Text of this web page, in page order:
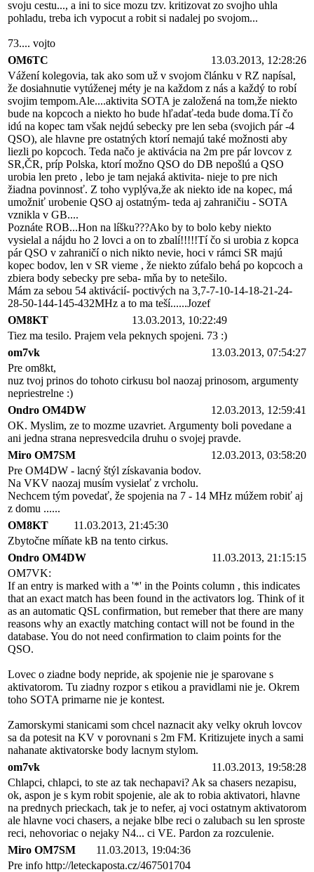
svoju cestu..., a ini to sice mozu tzv. kritizovat zo svojho uhla
pohladu, treba ich vypocut a robit si nadalej po svojom...
73.... vojto
OM6TC
13.03.2013, 12:28:26
Vážení kolegovia, tak ako som už v svojom článku v RZ napísal,
že dosiahnutie vytúženej méty je na každom z nás a každý to robí
svojim tempom.Ale....aktivita SOTA je založená na tom,že niekto
bude na kopcoch a niekto ho bude hľadať-teda bude doma.Tí čo
idú na kopec tam však nejdú sebecky pre len seba (svojich pár -4
QSO), ale hlavne pre ostatných ktorí nemajú také možnosti aby
liezli po kopcoch. Teda načo je aktivácia na 2m pre pár lovcov z
SR,ČR, príp Polska, ktorí možno QSO do DB nepošlú a QSO
urobia len preto , lebo je tam nejaká aktivita- nieje to pre nich
žiadna povinnosť. Z toho vyplýva,že ak niekto ide na kopec, má
umožniť urobenie QSO aj ostatným- teda aj zahraničiu - SOTA
vznikla v GB....
Poznáte ROB...Hon na líšku???Ako by to bolo keby niekto
vysielal a nájdu ho 2 lovci a on to zbalí!!!!!Tí čo si urobia z kopca
pár QSO v zahraničí o nich nikto nevie, hoci v rámci SR majú
kopec bodov, len v SR vieme , že niekto zúfalo behá po kopcoch a
zbiera body sebecky pre seba- mňa by to netešilo.
Mám za sebou 54 aktivácií- poctivých na 3,7-7-10-14-18-21-24-
28-50-144-145-432MHz a to ma teší......Jozef
OM8KT
13.03.2013, 10:22:49
Tiez ma tesilo. Prajem vela peknych spojeni. 73 :)
om7vk
13.03.2013, 07:54:27
Pre om8kt,
nuz tvoj prinos do tohoto cirkusu bol naozaj prinosom, argumenty
nepriestrelne :)
Ondro OM4DW
12.03.2013, 12:59:41
OK. Myslim, ze to mozme uzavriet. Argumenty boli povedane a
ani jedna strana nepresvedcila druhu o svojej pravde.
Miro OM7SM
12.03.2013, 03:58:20
Pre OM4DW - lacný štýl získavania bodov.
Na VKV naozaj musím vysielať z vrcholu.
Nechcem tým povedať, že spojenia na 7 - 14 MHz múžem robiť aj
z domu ......
OM8KT
11.03.2013, 21:45:30
Zbytočne míňate kB na tento cirkus.
Ondro OM4DW
11.03.2013, 21:15:15
OM7VK:
If an entry is marked with a '*' in the Points column , this indicates
that an exact match has been found in the activators log. Think of it
as an automatic QSL confirmation, but remeber that there are many
reasons why an exactly matching contact will not be found in the
database. You do not need confirmation to claim points for the
QSO.
Lovec o ziadne body nepride, ak spojenie nie je sparovane s
aktivatorom. Tu ziadny rozpor s etikou a pravidlami nie je. Okrem
toho SOTA primarne nie je kontest.
Zamorskymi stanicami som chcel naznacit aky velky okruh lovcov
sa da potesit na KV v porovnani s 2m FM. Kritizujete inych a sami
nahanate aktivatorske body lacnym stylom.
om7vk
11.03.2013, 19:58:28
Chlapci, chlapci, to ste az tak nechapavi? Ak sa chasers nezapisu,
ok, aspon je s kym robit spojenie, ale ak to robia aktivatori, hlavne
na prednych prieckach, tak je to nefer, aj voci ostatnym aktivatorom
ale hlavne voci chasers, a nejake blbe reci o zalubach su len sproste
reci, nehovoriac o nejaky N4... ci VE. Pardon za rozculenie.
Miro OM7SM
11.03.2013, 19:04:36
Pre info http://leteckaposta.cz/467501704